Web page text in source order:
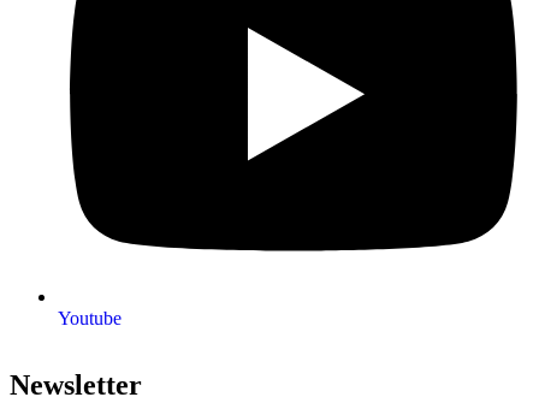
Youtube
Newsletter